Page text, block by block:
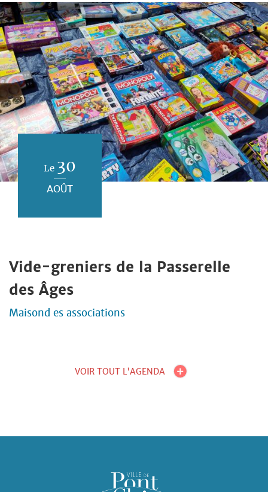
Le 30
AOÛT
Vide-greniers de la Passerelle
des Âges
Maisond es associations
VOIR TOUT L'AGENDA